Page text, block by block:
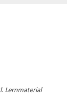
Lernmaterial